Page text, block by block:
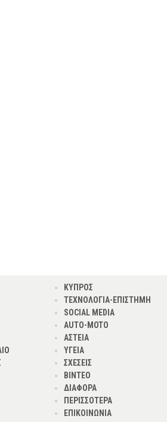
ΚΥΠΡΟΣ
ΤΕΧΝΟΛΟΓΙΑ-ΕΠΙΣΤΗΜΗ
SOCIAL MEDIA
AUTO-MOTO
ΑΣΤΕΙΑ
ΥΓΕΙΑ
ΣΧΕΣΕΙΣ
ΒΙΝΤΕΟ
ΔΙΑΦΟΡΑ
ΠΕΡΙΣΣΟΤΕΡΑ
ΕΠΙΚΟΙΝΩΝΙΑ